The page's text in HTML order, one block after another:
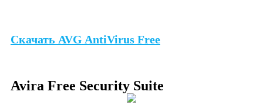
Скачать AVG AntiVirus Free
Avira Free Security Suite